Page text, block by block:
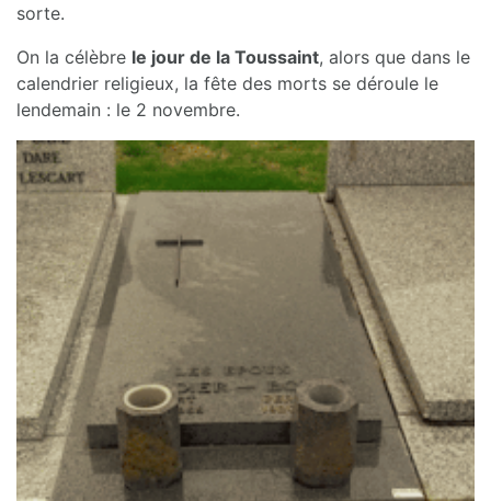
sorte.
On la célèbre le jour de la Toussaint, alors que dans le
calendrier religieux, la fête des morts se déroule le
lendemain : le 2 novembre.